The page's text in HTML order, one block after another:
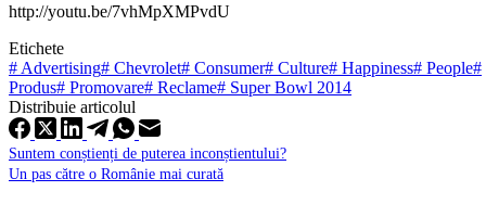
http://youtu.be/7vhMpXMPvdU
Etichete
# Advertising# Chevrolet# Consumer# Culture# Happiness# People#
Produs# Promovare# Reclame# Super Bowl 2014
Distribuie articolul
Suntem conștienți de puterea inconștientului?
Un pas către o Românie mai curată